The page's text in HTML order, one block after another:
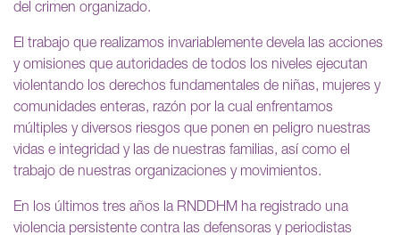
del crimen organizado.
El trabajo que realizamos invariablemente devela las acciones
y omisiones que autoridades de todos los niveles ejecutan
violentando los derechos fundamentales de niñas, mujeres y
comunidades enteras, razón por la cual enfrentamos
múltiples y diversos riesgos que ponen en peligro nuestras
vidas e integridad y las de nuestras familias, así como el
trabajo de nuestras organizaciones y movimientos.
En los últimos tres años la RNDDHM ha registrado una
violencia persistente contra las defensoras y periodistas